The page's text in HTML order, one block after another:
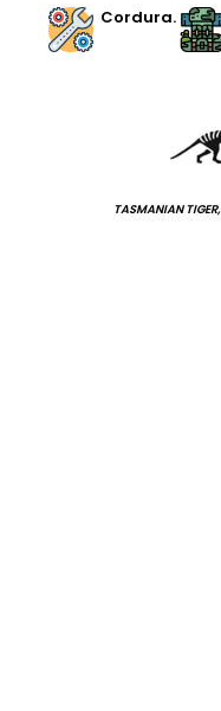
Cordura.
TASMANIAN